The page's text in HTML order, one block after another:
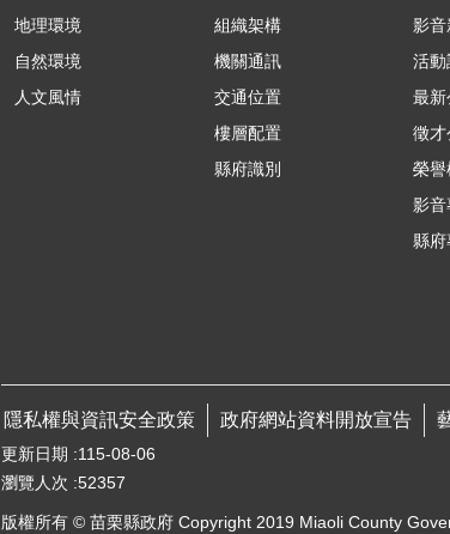
地理環境
自然環境
人文風情
組織架構
機關通訊
交通位置
樓層配置
縣府識別
影音
活動
最
徵
榮譽
影
縣府
隱私權與資訊安全政策 政府網站資料開放宣告
更新日期
115-08-06
瀏覽人次 52357
版權所有 © 苗栗縣政府 Copyright 2019 Miaoli County